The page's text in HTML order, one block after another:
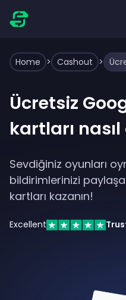
Home > Cashout >
Ücretsiz
kartları nasıl
Sevdiğiniz oyunları
bildirimlerinizi
kartları kazanın!
Excellent